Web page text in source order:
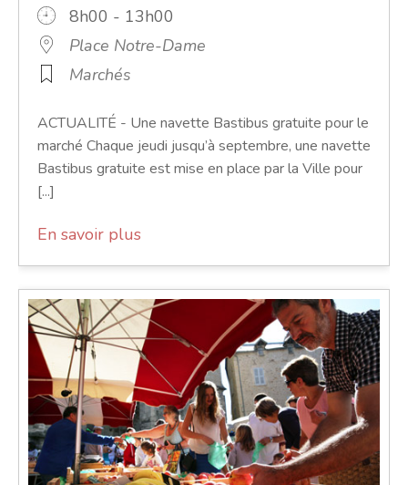
8h00 - 13h00
Place Notre-Dame
Marchés
ACTUALITÉ - Une navette Bastibus gratuite pour le
marché Chaque jeudi jusqu’à septembre, une navette
Bastibus gratuite est mise en place par la Ville pour
[...]
En savoir plus